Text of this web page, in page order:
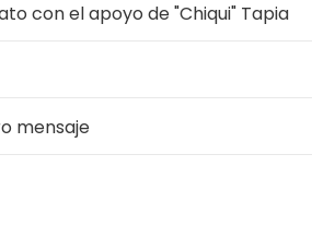
con el apoyo de "Chiqui" Tapia
mensaje